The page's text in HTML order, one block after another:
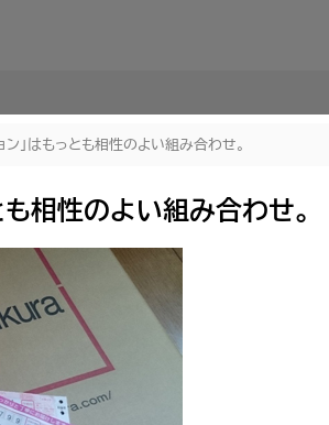
ン」はもっとも相性のよい組み合わせ。
も相性のよい組み合わせ。